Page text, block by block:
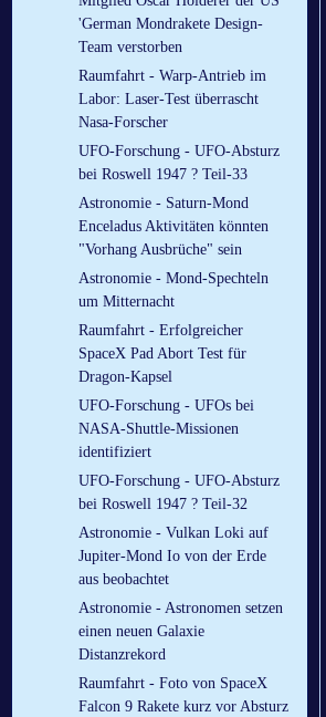
'German Mondrakete Design-
Team verstorben
Raumfahrt - Warp-Antrieb im
Labor: Laser-Test überrascht
Nasa-Forscher
UFO-Forschung - UFO-Absturz
bei Roswell 1947 ? Teil-33
Astronomie - Saturn-Mond
Enceladus Aktivitäten könnten
"Vorhang Ausbrüche" sein
Astronomie - Mond-Spechteln
um Mitternacht
Raumfahrt - Erfolgreicher
SpaceX Pad Abort Test für
Dragon-Kapsel
UFO-Forschung - UFOs bei
NASA-Shuttle-Missionen
identifiziert
UFO-Forschung - UFO-Absturz
bei Roswell 1947 ? Teil-32
Astronomie - Vulkan Loki auf
Jupiter-Mond Io von der Erde
aus beobachtet
Astronomie - Astronomen setzen
einen neuen Galaxie
Distanzrekord
Raumfahrt - Foto von SpaceX
Falcon 9 Rakete kurz vor Absturz